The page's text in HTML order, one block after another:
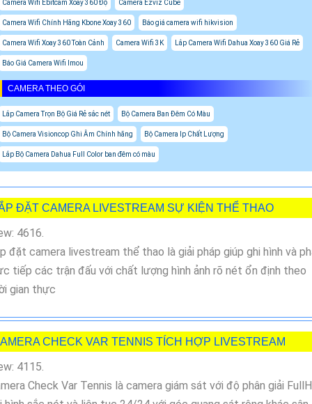
Camera Wifi Ebitcam Xoay 360 Độ Camera Ezviz Cube
Camera Wifi Chính Hãng Kbone Xoay 360 Báo giá camera wifi hikvision
Camera Wifi Xoay 360 Toàn Cảnh Camera Wifi 3K Lắp Camera Wifi Dahua Xoay 360 Giá Rẻ
Báo Giá Camera Wifi Imou
CAMERA THEO GÓI
Lắp Camera Trọn Bộ Giá Rẻ sắc nét Bộ Camera Ban Đêm Có Màu
Bộ Camera Visioncop Ghi Âm Chính hãng Bộ Camera Ip Chất Lượng
Lắp Bộ Camera Dahua Full Color ban đêm có màu
ĐẶT CAMERA LIVESTREAM SỰ KIỆN THỂ THAO
4616.
đặt camera livestream thể thao là giải pháp giúp ghi hình và
tiếp các trận đấu với chất lượng hình ảnh rõ nét ổn định theo
gian thực
CHECK VAR TENNIS TÍCH HỢP LIVESTREAM
4115.
Check Var Tennis là camera giám sát với độ phân giải